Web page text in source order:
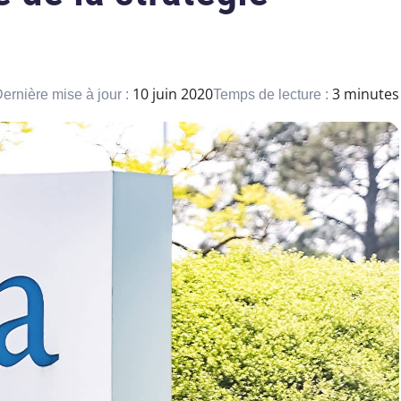
mise à jour : 10 juin 2020Temps de lecture : 3 minutes